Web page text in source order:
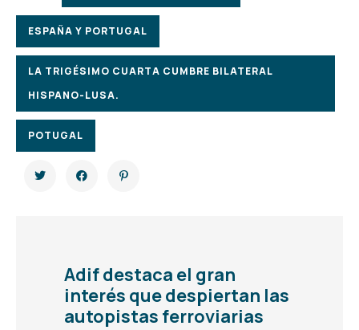
ESPAÑA Y PORTUGAL
LA TRIGÉSIMO CUARTA CUMBRE BILATERAL
HISPANO-LUSA.
POTUGAL
Adif destaca el gran
interés que despiertan las
autopistas ferroviarias